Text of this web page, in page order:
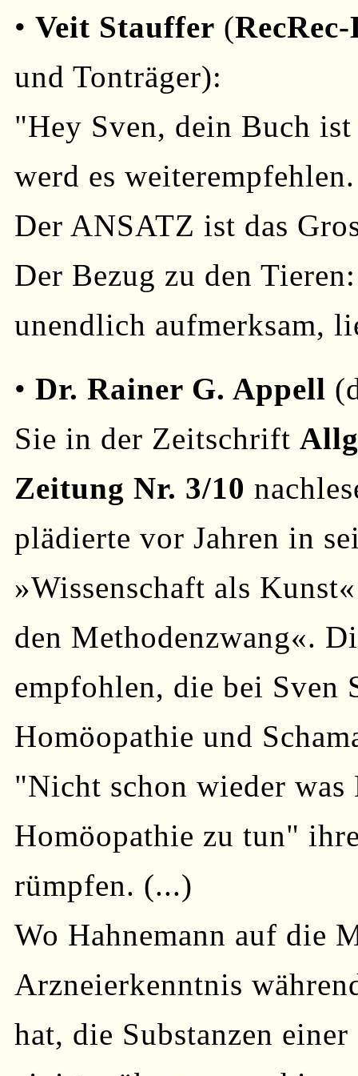
• Veit Stauffer (
und Tonträger):
"Hey Sven, dein Buch
werd es weiterempfehlen.
Der ANSATZ ist das
Der Bezug zu den
unendlich aufmerksam,
• Dr. Rainer G. Appell
Sie in der Zeitschrift
Zeitung Nr. 3/10
plädierte vor Jahren in
»Wissenschaft als
den Methodenzwang«.
empfohlen, die bei Sven
Homöopathie und
"Nicht schon wieder was
Homöopathie zu tun"
rümpfen. (...)
Wo Hahnemann auf die
Arzneierkenntnis
hat, die Substanzen